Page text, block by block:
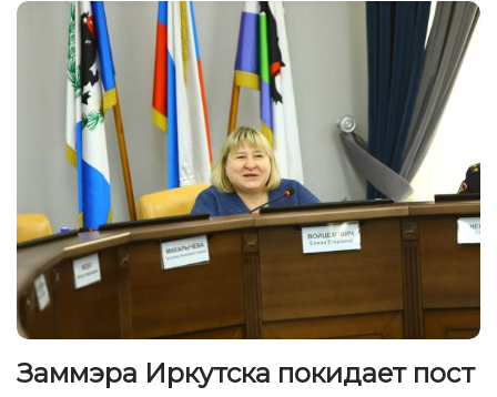
Заммэра Иркутска покидает пост